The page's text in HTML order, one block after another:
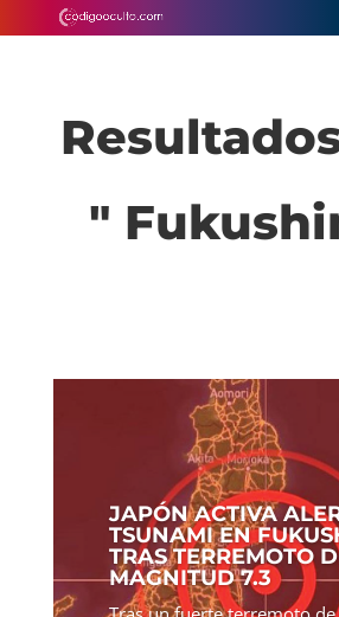
"
JAPÓN ACTIVA
TSUNAMI EN
TRAS TERREMOTO
MAGNITUD 7.3